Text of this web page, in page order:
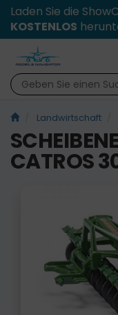
Laden Sie die
KOSTENLOS
Landwirtschaft
CATROS